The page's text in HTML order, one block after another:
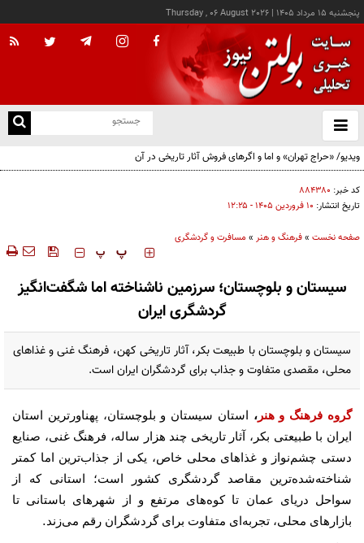
پنجشنبه ۱۵ مرداد ۱۴۰۵ |
Thursday , 06 August 2026
باز
و
کد خبر: ۸۸۴۳۸۰
تاریخ انتشار: ۱۰ فروردين ۱۴۰۵ - ۱۲:۲۵
صفحه نخست »فرهنگ و هنر » مسافرت و گردشگری
‍‍‍ پ پ
سیستان و بلوچستان؛ سرزمین ناشناخته اما شگفت‌انگیز
گردشگری ایران
سیستان و بلوچستان با طبیعت بکر، آثار تاریخی کهن، فرهنگ غنی و غذاهای
محلی، مقصدی متفاوت و جذاب برای گردشگران ایران است.
گروه فرهنگ و هنر،
استان سیستان و بلوچستان، پهناورترین استان
ایران با طبیعتی بکر، آثار تاریخی چند هزار ساله، فرهنگ غنی، صنایع
دستی چشم‌نواز و غذاهای محلی خاص، یکی از جذاب‌ترین اما کمتر
شناخته‌شده‌ترین مقاصد گردشگری کشور است؛ استانی که از
سواحل دریای عمان تا کوه‌های مرتفع و از شهرهای باستانی تا
بازارهای محلی، تجربه‌ای متفاوت برای گردشگران رقم می‌زند.